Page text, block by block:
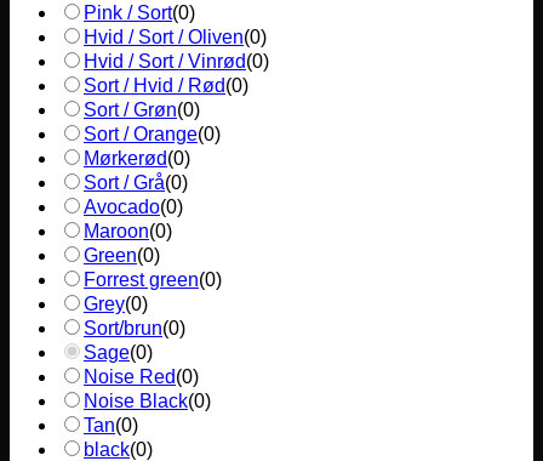
Pink / Sort(0)
Hvid / Sort / Oliven(0)
Hvid / Sort / Vinrød(0)
Sort / Hvid / Rød(0)
Sort / Grøn(0)
Sort / Orange(0)
Mørkerød(0)
Sort / Grå(0)
Avocado(0)
Maroon(0)
Green(0)
Forrest green(0)
Grey(0)
Sort/brun(0)
Sage(0)
Noise Red(0)
Noise Black(0)
Tan(0)
black(0)